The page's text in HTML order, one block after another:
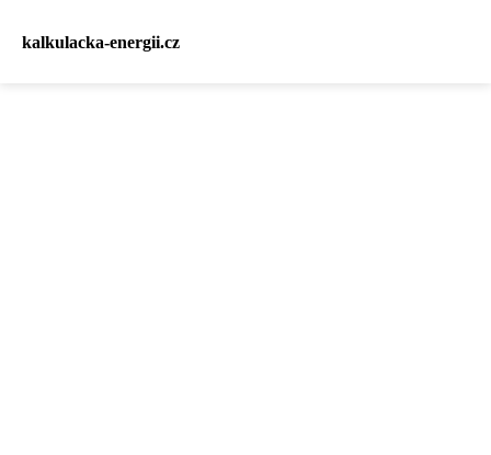
kalkulacka-energii.cz